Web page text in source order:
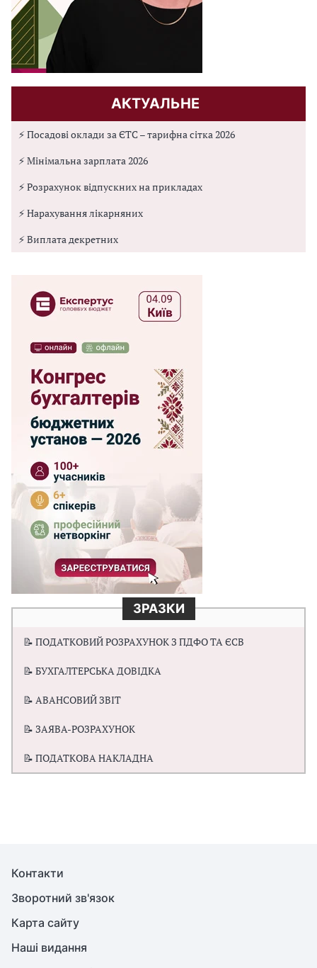
АКТУАЛЬНЕ
⚡ Посадові оклади за ЄТС – тарифна сітка 2026
⚡ Мінімальна зарплата 2026
⚡ Розрахунок відпускних на прикладах
⚡ Нарахування лікарняних
⚡ Виплата декретних
ЗРАЗКИ
📝 ПОДАТКОВИЙ РОЗРАХУНОК З ПДФО ТА ЄСВ
📝 БУХГАЛТЕРСЬКА ДОВІДКА
📝 АВАНСОВИЙ ЗВІТ
📝 ЗАЯВА-РОЗРАХУНОК
📝 ПОДАТКОВА НАКЛАДНА
Контакти
Зворотний зв'язок
Карта сайту
Наші видання